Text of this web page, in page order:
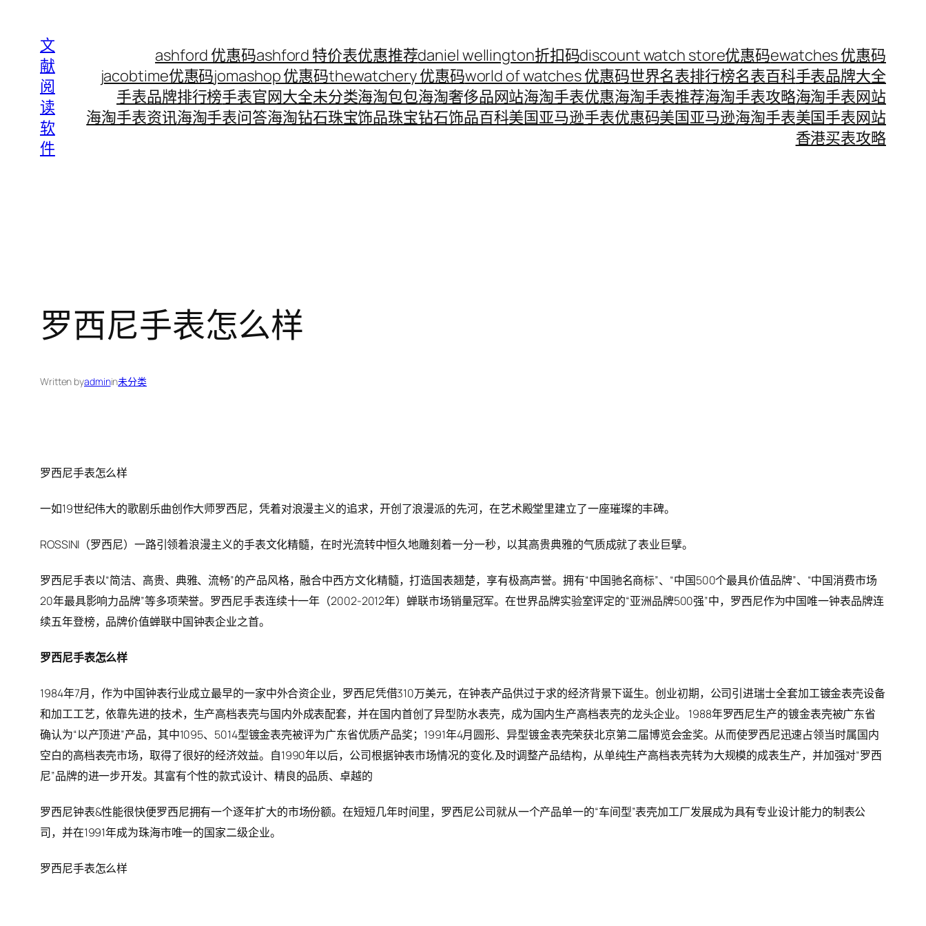
content
文
献
阅
读
软
件
ashford 优惠码ashford 特价表优惠推荐daniel wellington折扣码discount watch store优惠码ewatches 优惠码
jacobtime优惠码jomashop 优惠码thewatchery 优惠码world of watches 优惠码世界名表排行榜名表百科手表品牌大全
手表品牌排行榜手表官网大全未分类海淘包包海淘奢侈品网站海淘手表优惠海淘手表推荐海淘手表攻略海淘手表网站
海淘手表资讯海淘手表问答海淘钻石珠宝饰品珠宝钻石饰品百科美国亚马逊手表优惠码美国亚马逊海淘手表美国手表网站
香港买表攻略
罗西尼手表怎么样
Written byadminin未分类
罗西尼手表怎么样
一如19世纪伟大的歌剧乐曲创作大师罗西尼，凭着对浪漫主义的追求，开创了浪漫派的先河，在艺术殿堂里建立了一座璀璨的丰碑。
ROSSINI（罗西尼）一路引领着浪漫主义的手表文化精髓，在时光流转中恒久地雕刻着一分一秒，以其高贵典雅的气质成就了表业巨擘。
罗西尼手表以“简洁、高贵、典雅、流畅”的产品风格，融合中西方文化精髓，打造国表翘楚，享有极高声誉。拥有“中国驰名商标”、“中国500个最具价值品牌”、“中国消费市场
20年最具影响力品牌”等多项荣誉。罗西尼手表连续十一年（2002-2012年）蝉联市场销量冠军。在世界品牌实验室评定的“亚洲品牌500强”中，罗西尼作为中国唯一钟表品牌连
续五年登榜，品牌价值蝉联中国钟表企业之首。
罗西尼手表怎么样
1984年7月，作为中国钟表行业成立最早的一家中外合资企业，罗西尼凭借310万美元，在钟表产品供过于求的经济背景下诞生。创业初期，公司引进瑞士全套加工镀金表壳设备
和加工工艺，依靠先进的技术，生产高档表壳与国内外成表配套，并在国内首创了异型防水表壳，成为国内生产高档表壳的龙头企业。 1988年罗西尼生产的镀金表壳被广东省
确认为“以产顶进”产品，其中1095、5014型镀金表壳被评为广东省优质产品奖；1991年4月圆形、异型镀金表壳荣获北京第二届博览会金奖。从而使罗西尼迅速占领当时属国内
空白的高档表壳市场，取得了很好的经济效益。自1990年以后，公司根据钟表市场情况的变化,及时调整产品结构，从单纯生产高档表壳转为大规模的成表生产，并加强对“罗西
尼”品牌的进一步开发。其富有个性的款式设计、精良的品质、卓越的
罗西尼钟表&性能很快便罗西尼拥有一个逐年扩大的市场份额。在短短几年时间里，罗西尼公司就从一个产品单一的“车间型”表壳加工厂发展成为具有专业设计能力的制表公
司，并在1991年成为珠海市唯一的国家二级企业。
罗西尼手表怎么样